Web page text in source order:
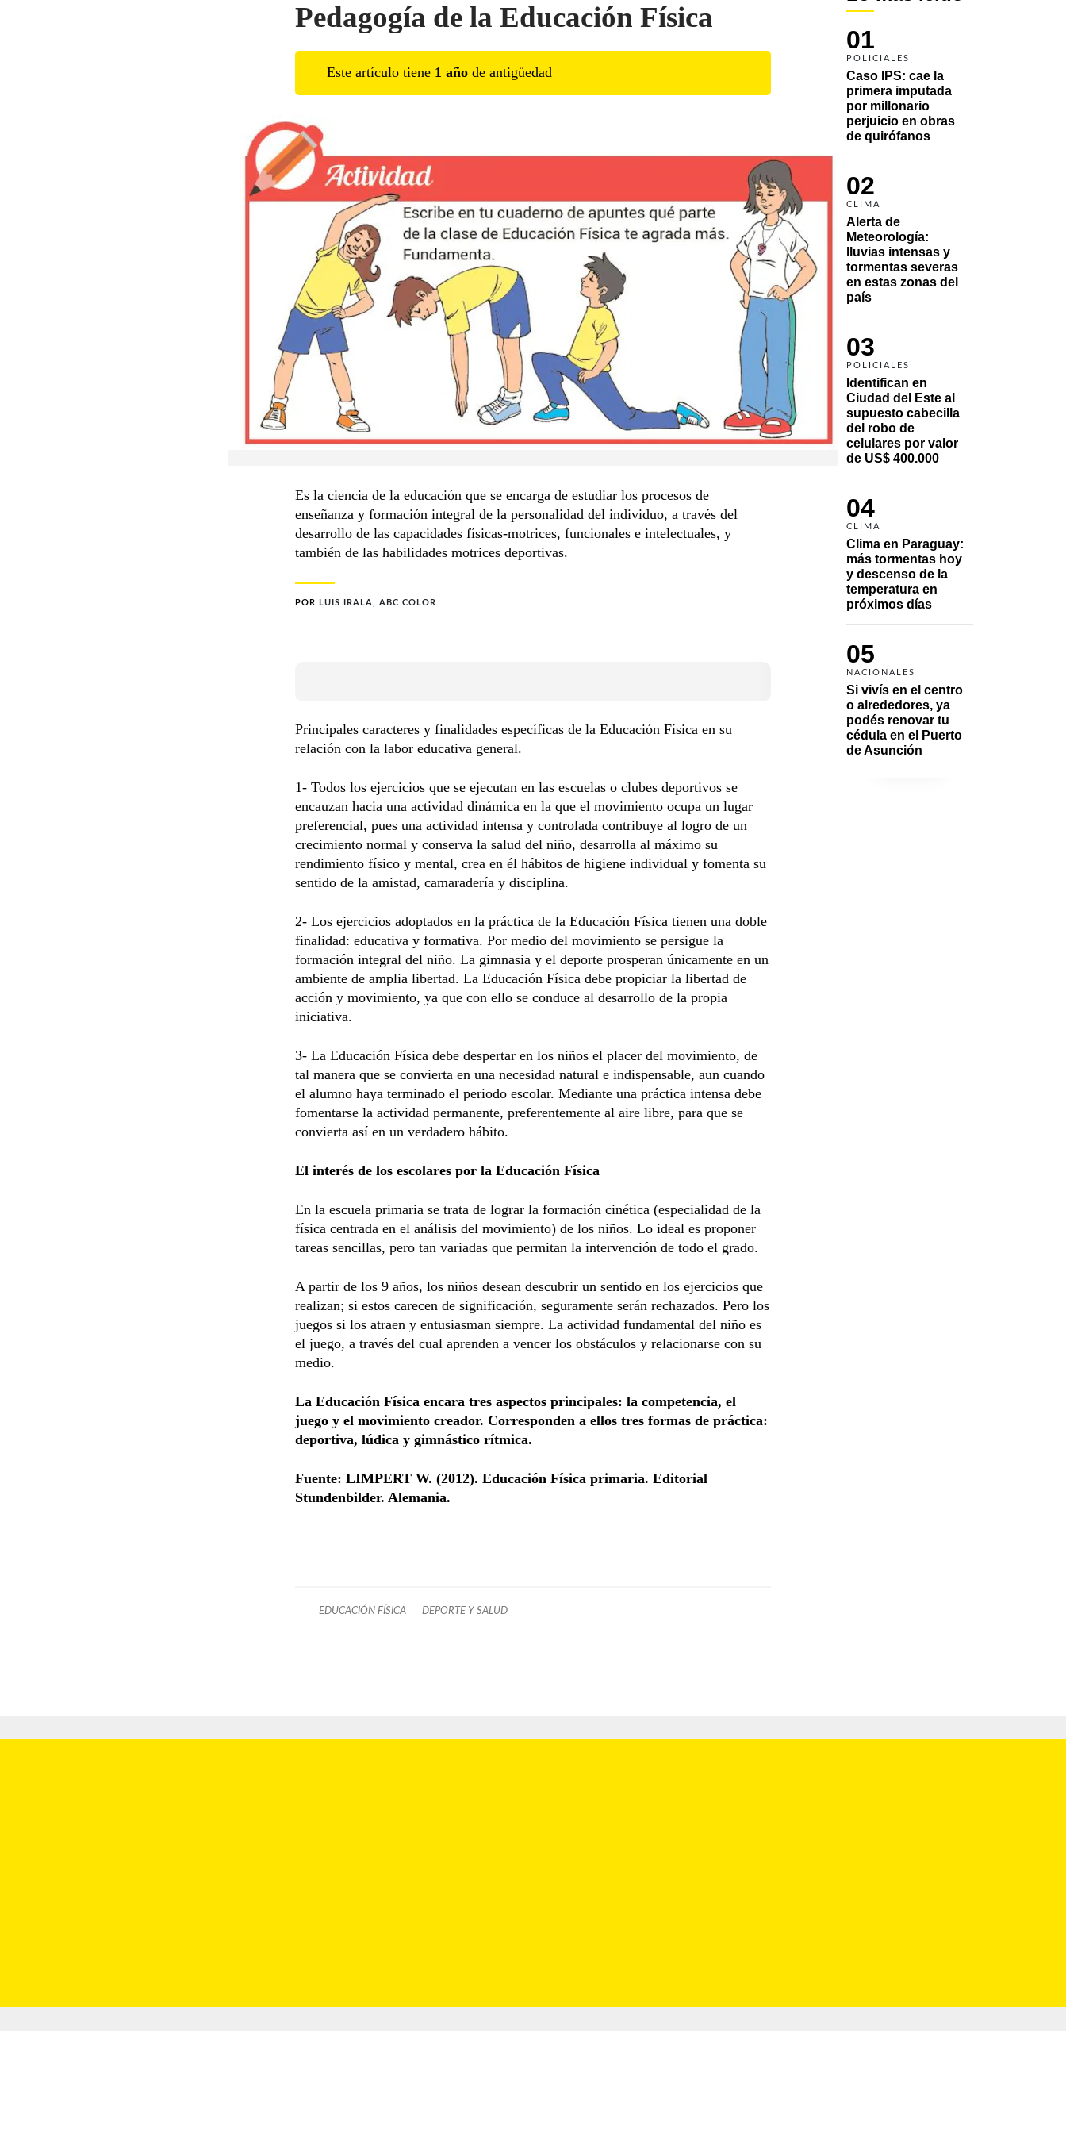
01
POLICIALES
Caso IPS: cae la
primera imputada
por millonario
perjuicio en obras
de quirófanos
02
CLIMA
Alerta de
Meteorología:
lluvias intensas y
tormentas severas
en estas zonas del
país
03
POLICIALES
Identifican en
Ciudad del Este al
supuesto cabecilla
del robo de
celulares por valor
de US$ 400.000
04
CLIMA
Clima en Paraguay:
más tormentas hoy
y descenso de la
temperatura en
próximos días
05
NACIONALES
Si vivís en el centro
o alrededores, ya
podés renovar tu
cédula en el Puerto
de Asunción
Pedagogía de la Educación Física
Este artículo tiene 1 año de antigüedad
Es la ciencia de la educación que se encarga de estudiar los procesos de
enseñanza y formación integral de la personalidad del individuo, a través del
desarrollo de las capacidades físicas-motrices, funcionales e intelectuales, y
también de las habilidades motrices deportivas.
POR LUIS IRALA, ABC COLOR
Principales caracteres y finalidades específicas de la Educación Física en su
relación con la labor educativa general.
1- Todos los ejercicios que se ejecutan en las escuelas o clubes deportivos se
encauzan hacia una actividad dinámica en la que el movimiento ocupa un lugar
preferencial, pues una actividad intensa y controlada contribuye al logro de un
crecimiento normal y conserva la salud del niño, desarrolla al máximo su
rendimiento físico y mental, crea en él hábitos de higiene individual y fomenta su
sentido de la amistad, camaradería y disciplina.
2- Los ejercicios adoptados en la práctica de la Educación Física tienen una doble
finalidad: educativa y formativa. Por medio del movimiento se persigue la
formación integral del niño. La gimnasia y el deporte prosperan únicamente en un
ambiente de amplia libertad. La Educación Física debe propiciar la libertad de
acción y movimiento, ya que con ello se conduce al desarrollo de la propia
iniciativa.
3- La Educación Física debe despertar en los niños el placer del movimiento, de
tal manera que se convierta en una necesidad natural e indispensable, aun cuando
el alumno haya terminado el periodo escolar. Mediante una práctica intensa debe
fomentarse la actividad permanente, preferentemente al aire libre, para que se
convierta así en un verdadero hábito.
El interés de los escolares por la Educación Física
En la escuela primaria se trata de lograr la formación cinética (especialidad de la
física centrada en el análisis del movimiento) de los niños. Lo ideal es proponer
tareas sencillas, pero tan variadas que permitan la intervención de todo el grado.
A partir de los 9 años, los niños desean descubrir un sentido en los ejercicios que
realizan; si estos carecen de significación, seguramente serán rechazados. Pero los
juegos si los atraen y entusiasman siempre. La actividad fundamental del niño es
el juego, a través del cual aprenden a vencer los obstáculos y relacionarse con su
medio.
La Educación Física encara tres aspectos principales: la competencia, el
juego y el movimiento creador. Corresponden a ellos tres formas de práctica:
deportiva, lúdica y gimnástico rítmica.
Fuente: LIMPERT W. (2012). Educación Física primaria. Editorial
Stundenbilder. Alemania.
EDUCACIÓN FÍSICA DEPORTE Y SALUD